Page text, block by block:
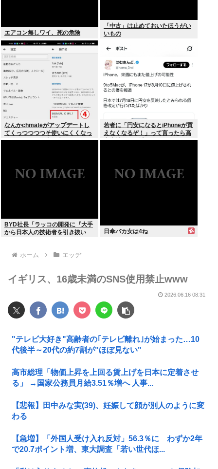
エアコン無しワイ、死の危険
「中古」は止めておいたほうがい
いもの
なんかchmateがアップデートし
てくっつつつつそ使いにくくなっ
たんだけど？作者馬鹿なの？死ぬ
若者に「円安になるとiPhoneが買
えなくなるぞ！」って言ったら高
市支持する奴減りそうだよな
BYD社長「ラッコの開発に『大手
から日本人の技術者を引き抜い
日傘バカ女は4ね
ホーム エッヂ
イギリス、16歳未満のSNS使用禁止www
2026.06.16 08:31
"テレビ大好き"高齢者の｢テレビ離れ｣が始まった…10
代後半～20代の約7割が"ほぼ見ない"
高市総理「物価上昇を上回る賃上げを日本に定着させ
る」 →国家公務員月給3.51％増へ 人事...
【悲報】田中みな実(39)、妊娠して顔が別人のように変
わる
【急増】「外国人受け入れ反対」56.3％に わずか2年
で20.7ポイント増、東大調査「若い世代ほ...